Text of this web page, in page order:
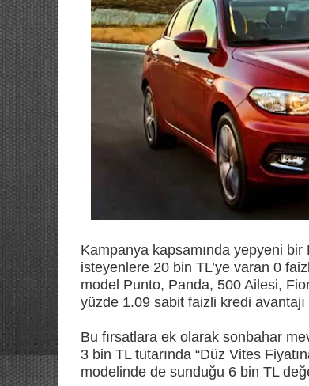
Kampanya kapsamında yepyeni
isteyenlere 20 bin TL’ye varan 0
model Punto, Panda, 500 Ailesi,
yüzde 1.09 sabit faizli kredi avantajı
Bu fırsatlara ek olarak sonbahar
3 bin TL tutarında “Düz Vites
modelinde de sunduğu 6 bin TL